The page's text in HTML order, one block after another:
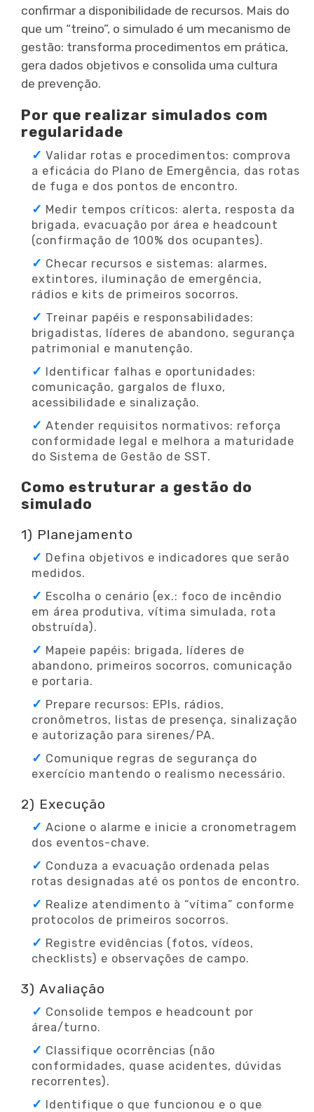
confirmar a disponibilidade de recursos. Mais do
que um “treino”, o simulado é um mecanismo de
gestão: transforma procedimentos em prática,
gera dados objetivos e consolida uma cultura
de prevenção.
Por que realizar simulados com
regularidade
Validar rotas e procedimentos: comprova
a eficácia do Plano de Emergência, das rotas
de fuga e dos pontos de encontro.
Medir tempos críticos: alerta, resposta da
brigada, evacuação por área e headcount
(confirmação de 100% dos ocupantes).
Checar recursos e sistemas: alarmes,
extintores, iluminação de emergência,
rádios e kits de primeiros socorros.
Treinar papéis e responsabilidades:
brigadistas, líderes de abandono, segurança
patrimonial e manutenção.
Identificar falhas e oportunidades:
comunicação, gargalos de fluxo,
acessibilidade e sinalização.
Atender requisitos normativos: reforça
conformidade legal e melhora a maturidade
do Sistema de Gestão de SST.
Como estruturar a gestão do
simulado
1) Planejamento
Defina objetivos e indicadores que serão
medidos.
Escolha o cenário (ex.: foco de incêndio
em área produtiva, vítima simulada, rota
obstruída).
Mapeie papéis: brigada, líderes de
abandono, primeiros socorros, comunicação
e portaria.
Prepare recursos: EPIs, rádios,
cronômetros, listas de presença, sinalização
e autorização para sirenes/PA.
Comunique regras de segurança do
exercício mantendo o realismo necessário.
2) Execução
Acione o alarme e inicie a cronometragem
dos eventos-chave.
Conduza a evacuação ordenada pelas
rotas designadas até os pontos de encontro.
Realize atendimento à “vítima” conforme
protocolos de primeiros socorros.
Registre evidências (fotos, vídeos,
checklists) e observações de campo.
3) Avaliação
Consolide tempos e headcount por
área/turno.
Classifique ocorrências (não
conformidades, quase acidentes, dúvidas
recorrentes).
Identifique o que funcionou e o que